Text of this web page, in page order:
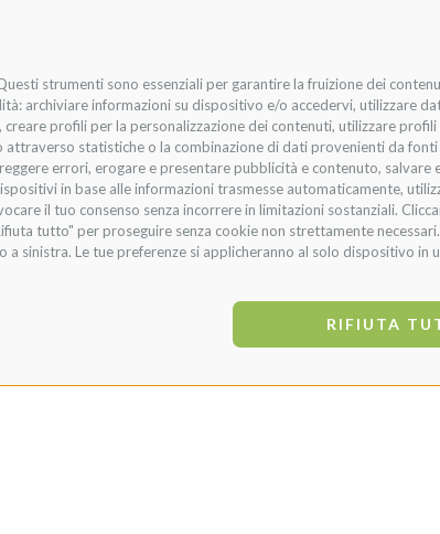
strumenti sono essenziali per garantire la fruizione dei
archiviare informazioni su dispositivo e/o accedervi, utilizzare
profili per la personalizzazione dei contenuti, utilizzare
statistiche o la combinazione di dati provenienti da
errori, erogare e presentare pubblicità e contenuto,
in base alle informazioni trasmesse automaticamente,
il tuo consenso senza incorrere in limitazioni sostanziali.
tutto" per proseguire senza cookie non strettamente
sinistra. Le tue preferenze si applicheranno al solo dispositivo in
RIFIUTA